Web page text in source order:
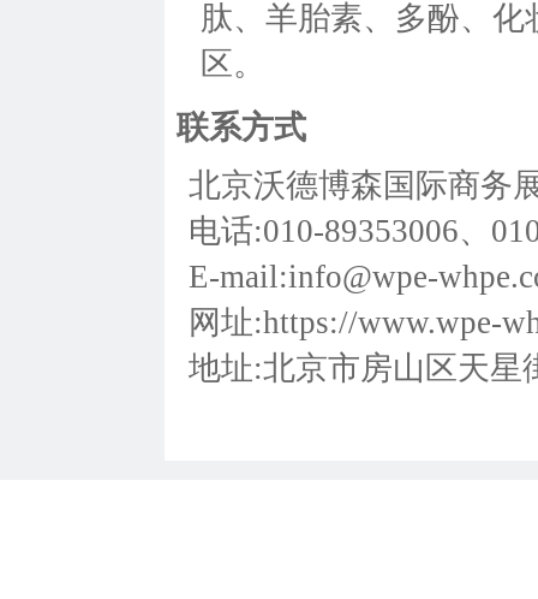
肽、羊胎素、多酚、
区。
联系方式
北京沃德博森国际商务
电话:010-89353006、
E-mail:info@wpe-
网址:https://www.wpe-
地址:北京市房山区天星